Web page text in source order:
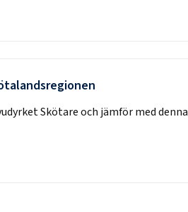
Skötareoch jämför med denna